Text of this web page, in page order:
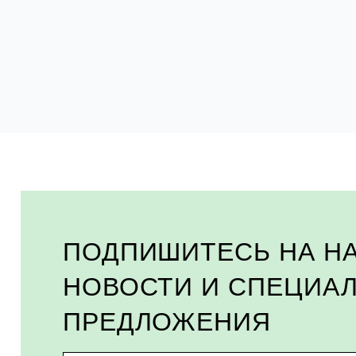
ПОДПИШИТЕСЬ НА
НОВОСТИ И
ПРЕДЛОЖЕНИЯ